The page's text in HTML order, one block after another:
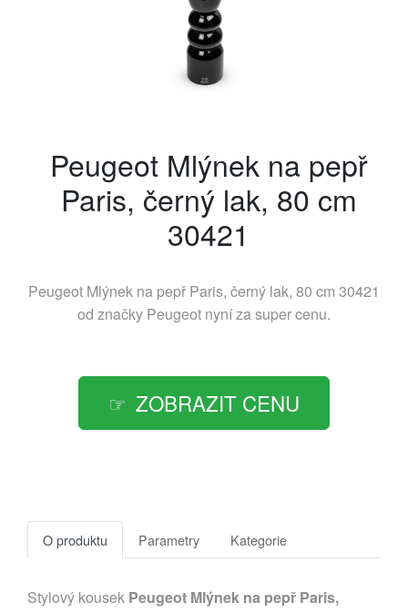
Peugeot Mlýnek na pepř
Paris, černý lak, 80 cm
30421
Peugeot Mlýnek na pepř Paris, černý lak, 80 cm 30421
od značky Peugeot nyní za super cenu.
ZOBRAZIT CENU
O produktu Parametry Kategorie
Stylový kousek Peugeot Mlýnek na pepř Paris,